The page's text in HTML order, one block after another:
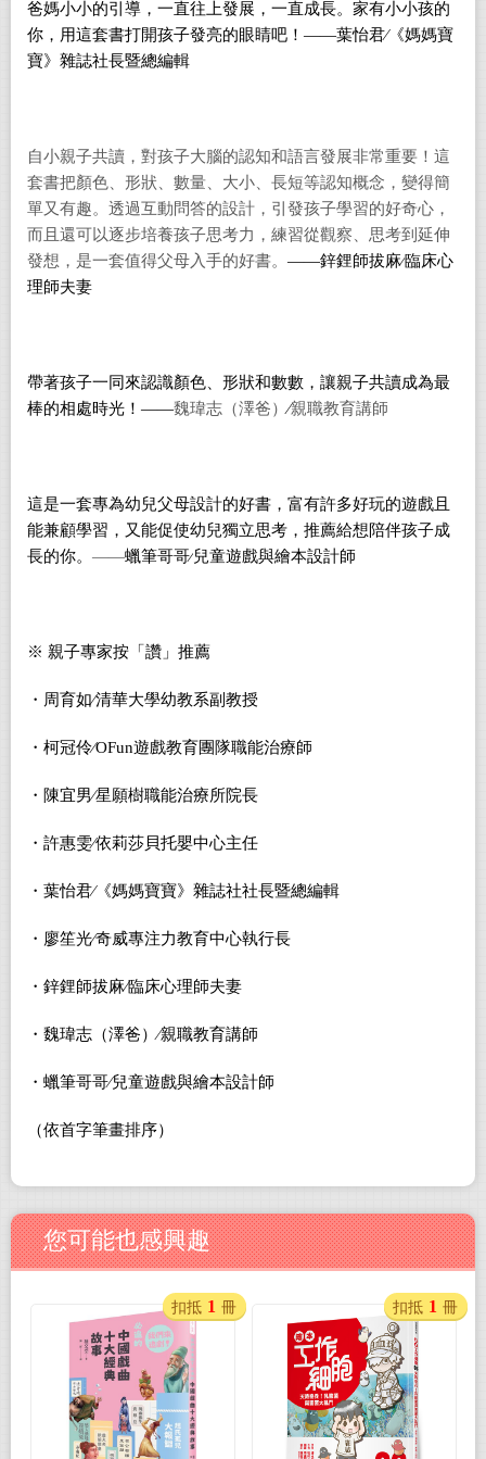
爸媽小小的引導，一直往上發展，一直成長。家有小小孩的
你，用這套書打開孩子發亮的眼睛吧！——葉怡君∕《媽媽寶
寶》雜誌社長暨總編輯
自小親子共讀，對孩子大腦的認知和語言發展非常重要！這
套書把顏色、形狀、數量、大小、長短等認知概念，變得簡
單又有趣。透過互動問答的設計，引發孩子學習的好奇心，
而且還可以逐步培養孩子思考力，練習從觀察、思考到延伸
發想，是一套值得父母入手的好書。 ——鋅鋰師拔麻∕臨床心
理師夫妻
帶著孩子一同來認識顏色、形狀和數數，讓親子共讀成為最
棒的相處時光！ ——魏瑋志（澤爸）∕親職教育講師
這是一套專為幼兒父母設計的好書，富有許多好玩的遊戲且
能兼顧學習，又能促使幼兒獨立思考，推薦給想陪伴孩子成
長的你。 ——蠟筆哥哥∕兒童遊戲與繪本設計師
※ 親子專家按「讚」推薦
・周育如∕清華大學幼教系副教授
・柯冠伶∕OFun遊戲教育團隊職能治療師
・陳宜男∕星願樹職能治療所院長
・許惠雯∕依莉莎貝托嬰中心主任
・葉怡君∕《媽媽寶寶》雜誌社社長暨總編輯
・廖笙光∕奇威專注力教育中心執行長
・鋅鋰師拔麻∕臨床心理師夫妻
・魏瑋志（澤爸）∕親職教育講師
・蠟筆哥哥∕兒童遊戲與繪本設計師
（依首字筆畫排序）
您可能也感興趣
扣抵 1 冊 扣抵 1 冊